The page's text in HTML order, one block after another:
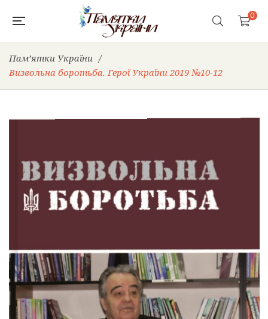
0
Пам’ятки України /
Визвольна боротьба. Герої України 2019 №10-12